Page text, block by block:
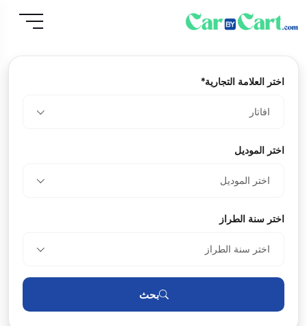
اختر العلامة التجارية*
افاتار
اختر الموديل
اختر الموديل
اختر سنة الطراز
اختر سنة الطراز
بحث